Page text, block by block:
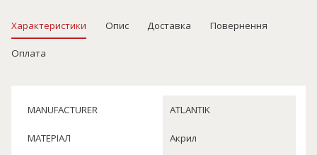
Характеристики Опис Доставка Повернення
Оплата
MANUFACTURER ATLANTIK
МАТЕРІАЛ Акрил